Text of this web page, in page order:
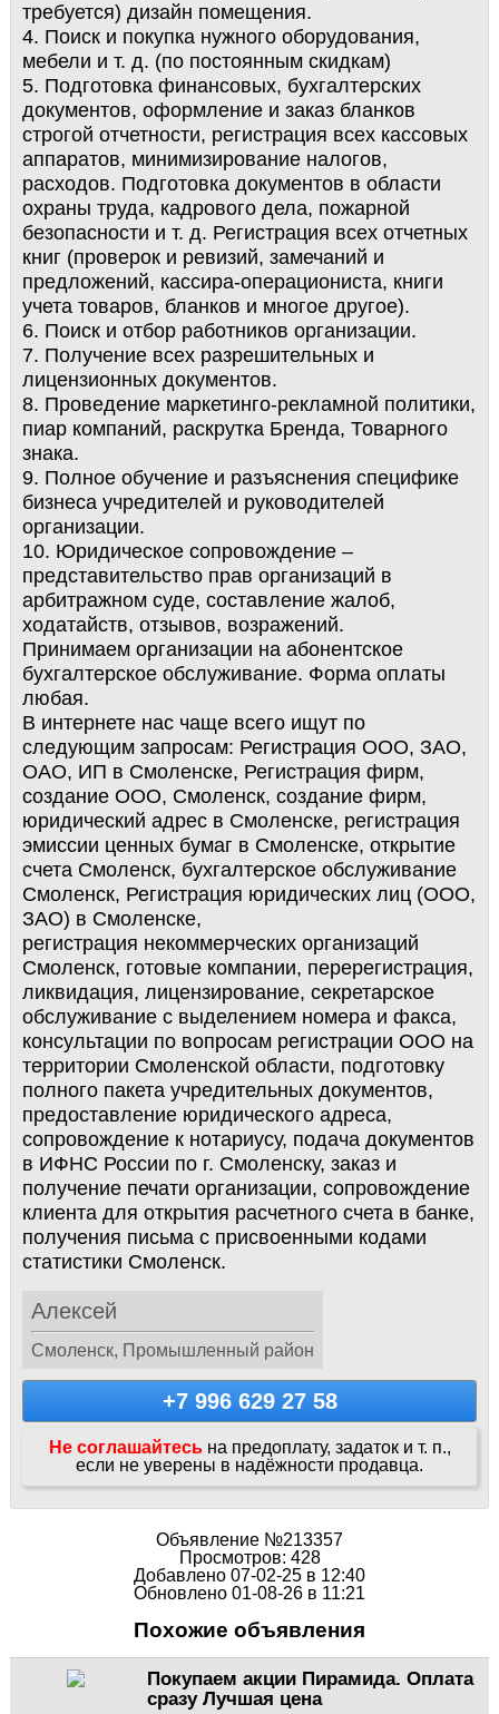
требуется) дизайн помещения.
4. Поиск и покупка нужного оборудования,
мебели и т. д. (по постоянным скидкам)
5. Подготовка финансовых, бухгалтерских
документов, оформление и заказ бланков
строгой отчетности, регистрация всех кассовых
аппаратов, минимизирование налогов,
расходов. Подготовка документов в области
охраны труда, кадрового дела, пожарной
безопасности и т. д. Регистрация всех отчетных
книг (проверок и ревизий, замечаний и
предложений, кассира-операциониста, книги
учета товаров, бланков и многое другое).
6. Поиск и отбор работников организации.
7. Получение всех разрешительных и
лицензионных документов.
8. Проведение маркетинго-рекламной политики,
пиар компаний, раскрутка Бренда, Товарного
знака.
9. Полное обучение и разъяснения специфике
бизнеса учредителей и руководителей
организации.
10. Юридическое сопровождение –
представительство прав организаций в
арбитражном суде, составление жалоб,
ходатайств, отзывов, возражений.
Принимаем организации на абонентское
бухгалтерское обслуживание. Форма оплаты
любая.
В интернете нас чаще всего ищут по
следующим запросам: Регистрация ООО, ЗАО,
ОАО, ИП в Смоленске, Регистрация фирм,
создание ООО, Смоленск, создание фирм,
юридический адрес в Смоленске, регистрация
эмиссии ценных бумаг в Смоленске, открытие
счета Смоленск, бухгалтерское обслуживание
Смоленск, Регистрация юридических лиц (ООО,
ЗАО) в Смоленске,
регистрация некоммерческих организаций
Смоленск, готовые компании, перерегистрация,
ликвидация, лицензирование, секретарское
обслуживание с выделением номера и факса,
консультации по вопросам регистрации ООО на
территории Смоленской области, подготовку
полного пакета учредительных документов,
предоставление юридического адреса,
сопровождение к нотариусу, подача документов
в ИФНС России по г. Смоленску, заказ и
получение печати организации, сопровождение
клиента для открытия расчетного счета в банке,
получения письма с присвоенными кодами
статистики Смоленск.
Алексей
Смоленск, Промышленный район
+7 996 629 27 58
Не соглашайтесь на предоплату, задаток и т. п.,
если не уверены в надёжности продавца.
Объявление №213357
Просмотров: 428
Добавлено 07-02-25 в 12:40
Обновлено 01-08-26 в 11:21
Похожие объявления
Покупаем акции Пирамида. Оплата
сразу Лучшая цена